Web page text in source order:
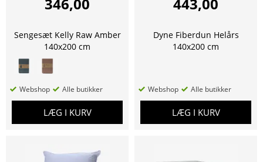
Sengesæt Kelly Raw Amber
140x200 cm
Webshop Alle butikker
LÆG I KURV
Dyne Fiberdun Helårs
140x200 cm
Webshop Alle butikker
LÆG I KURV